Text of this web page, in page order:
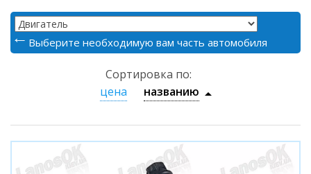
Выберите необходимую вам часть автомобиля
Сортировка по:
цена
названию